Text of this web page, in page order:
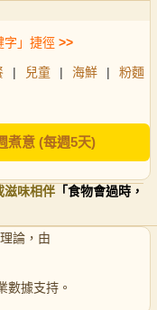
字」捷徑 >>
| 兒童 | 海鮮 |
粉麵
煮意 (每週5天)
滋味相伴 「食物會過時，
論，由
數據支持。